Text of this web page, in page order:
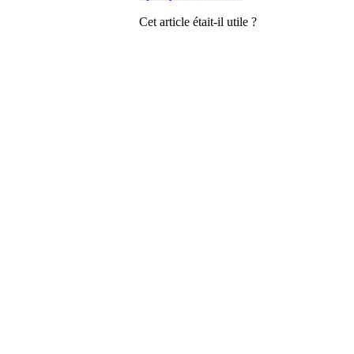
Cet article était-il utile ?